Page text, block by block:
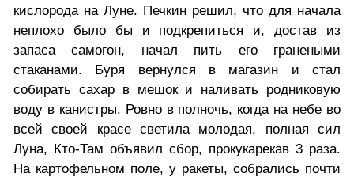
кислорода на Луне. Печкин решил, что для начала
неплохо было бы и подкрепиться и, достав из
запаса самогон, начал пить его гранеными
стаканами. Буря вернулся в магазин и стал
собирать сахар в мешок и наливать родниковую
воду в канистры. Ровно в полночь, когда на небе во
всей своей красе светила молодая, полная сил
Луна, Кто-Там объявил сбор, прокукарекав 3 раза.
На картофельном поле, у ракеты, собрались почти